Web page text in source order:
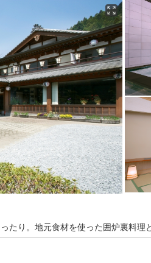
たり。地元食材を使った囲炉裏料理